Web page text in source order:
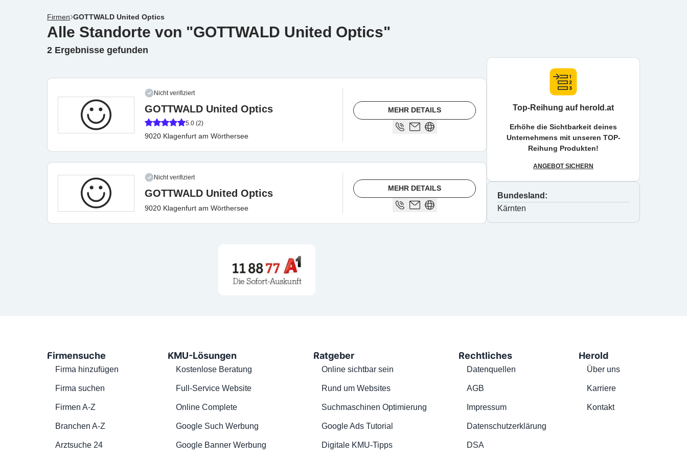
Firmen GOTTWALD United Optics
Alle Standorte von "GOTTWALD United Optics"
2 Ergebnisse gefunden
Nicht verifiziert
GOTTWALD United Optics
5.0 (2)
9020 Klagenfurt am Wörthersee
MEHR DETAILS
Nicht verifiziert
GOTTWALD United Optics
9020 Klagenfurt am Wörthersee
MEHR DETAILS
Top-Reihung auf herold.at
Erhöhe die Sichtbarkeit deines
Unternehmens mit unseren TOP-
Reihung Produkten!
ANGEBOT SICHERN
Bundesland:
Kärnten
Firmensuche
Firma hinzufügen
Firma suchen
Firmen A-Z
Branchen A-Z
Arztsuche 24
KMU-Lösungen
Kostenlose Beratung
Full-Service Website
Online Complete
Google Such Werbung
Google Banner Werbung
Ratgeber
Online sichtbar sein
Rund um Websites
Suchmaschinen Optimierung
Google Ads Tutorial
Digitale KMU-Tipps
Rechtliches
Datenquellen
AGB
Impressum
Datenschutzerklärung
DSA
Herold
Über uns
Karriere
Kontakt